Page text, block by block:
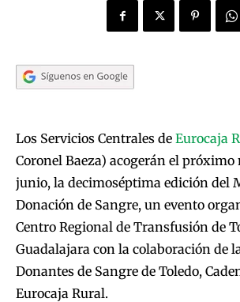
Los Servicios Centrales de Eurocaja
Coronel Baeza) acogerán el próximo
junio, la decimoséptima edición del
Donación de Sangre, un evento
Centro Regional de Transfusión de
Guadalajara con la colaboración de
Donantes de Sangre de Toledo,
Eurocaja Rural.